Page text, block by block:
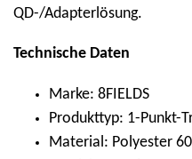
QD-/Adapterlösung.
Technische Daten
Marke: 8FIELDS
Produkttyp: 1-Punkt-
Material: Polyester